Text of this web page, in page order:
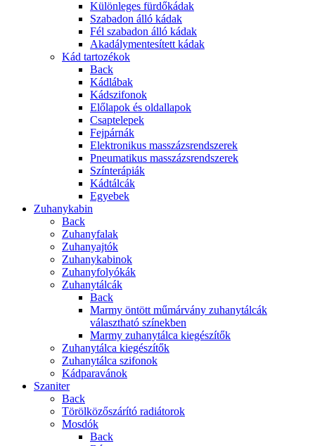
Különleges fürdőkádak
Szabadon álló kádak
Fél szabadon álló kádak
Akadálymentesített kádak
Kád tartozékok
Back
Kádlábak
Kádszifonok
Előlapok és oldallapok
Csaptelepek
Fejpárnák
Elektronikus masszázsrendszerek
Pneumatikus masszázsrendszerek
Színterápiák
Kádtálcák
Egyebek
Zuhanykabin
Back
Zuhanyfalak
Zuhanyajtók
Zuhanykabinok
Zuhanyfolyókák
Zuhanytálcák
Back
Marmy öntött műmárvány zuhanytálcák
választható színekben
Marmy zuhanytálca kiegészítők
Zuhanytálca kiegészítők
Zuhanytálca szifonok
Kádparavánok
Szaniter
Back
Törölközőszárító radiátorok
Mosdók
Back